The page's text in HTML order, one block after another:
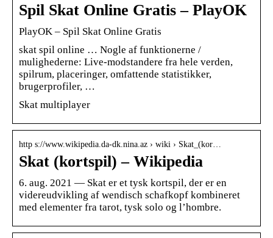
Spil Skat Online Gratis – PlayOK
PlayOK – Spil Skat Online Gratis
skat spil online … Nogle af funktionerne /
mulighederne: Live-modstandere fra hele verden,
spilrum, placeringer, omfattende statistikker,
brugerprofiler, …
Skat multiplayer
http s://www.wikipedia.da-dk.nina.az › wiki › Skat_(kor…
Skat (kortspil) – Wikipedia
6. aug. 2021 — Skat er et tysk kortspil, der er en
videreudvikling af wendisch schafkopf kombineret
med elementer fra tarot, tysk solo og l’hombre.